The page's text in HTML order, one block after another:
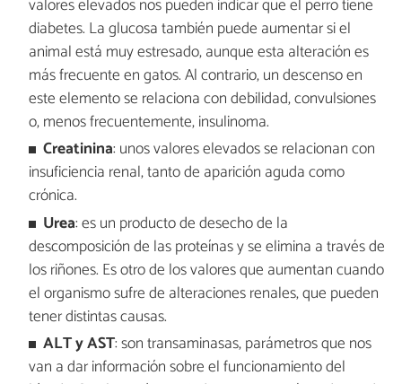
valores elevados nos pueden indicar que el perro tiene
diabetes. La glucosa también puede aumentar si el
animal está muy estresado, aunque esta alteración es
más frecuente en gatos. Al contrario, un descenso en
este elemento se relaciona con debilidad, convulsiones
o, menos frecuentemente, insulinoma.
Creatinina: unos valores elevados se relacionan con
insuficiencia renal, tanto de aparición aguda como
crónica.
Urea: es un producto de desecho de la
descomposición de las proteínas y se elimina a través de
los riñones. Es otro de los valores que aumentan cuando
el organismo sufre de alteraciones renales, que pueden
tener distintas causas.
ALT y AST: son transaminasas, parámetros que nos
van a dar información sobre el funcionamiento del